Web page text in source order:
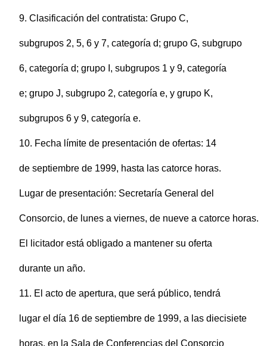
9. Clasificación del contratista: Grupo C,
subgrupos 2, 5, 6 y 7, categoría d; grupo G, subgrupo
6, categoría d; grupo I, subgrupos 1 y 9, categoría
e; grupo J, subgrupo 2, categoría e, y grupo K,
subgrupos 6 y 9, categoría e.
10. Fecha límite de presentación de ofertas: 14
de septiembre de 1999, hasta las catorce horas.
Lugar de presentación: Secretaría General del
Consorcio, de lunes a viernes, de nueve a catorce horas.
El licitador está obligado a mantener su oferta
durante un año.
11. El acto de apertura, que será público, tendrá
lugar el día 16 de septiembre de 1999, a las diecisiete
horas, en la Sala de Conferencias del Consorcio